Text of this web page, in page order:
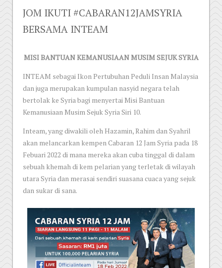
JOM IKUTI #CABARAN12JAMSYRIA
BERSAMA INTEAM
MISI BANTUAN KEMANUSIAAN MUSIM SEJUK SYRIA
INTEAM sebagai Ikon Pertubuhan Peduli Insan Malaysia
dan juga merupakan kumpulan nasyid negara telah
bertolak ke Syria bagi menyertai Misi Bantuan
Kemanusiaan Musim Sejuk Syria Siri 10.
Inteam, yang diwakili oleh Hazamin, Rahim dan Syahril
akan melancarkan kempen Cabaran 12 Jam Syria pada 18
Febuari 2022 di mana mereka akan cuba tinggal di dalam
sebuah khemah di kem pelarian yang terletak di wilayah
utara Syria dan merasai sendiri suasana cuaca yang sejuk
dan sukar di sana.